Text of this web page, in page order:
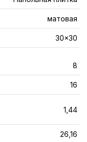
матовая
30x30
8
16
1,44
26,16